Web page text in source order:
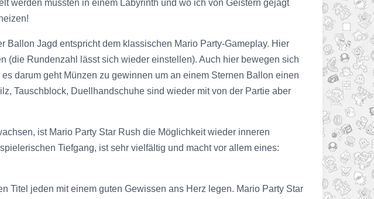
werden mussten in einem Labyrinth und wo ich von Geistern gejagt
Ballon Jagd entspricht dem klassischen Mario Party-Gameplay. Hier
(die Rundenzahl lässt sich wieder einstellen). Auch hier bewegen sich
darum geht Münzen zu gewinnen um an einem Sternen Ballon einen
Tauschblock, Duellhandschuhe sind wieder mit von der Partie aber
ist Mario Party Star Rush die Möglichkeit wieder inneren
Tiefgang, ist sehr vielfältig und macht vor allem eines:
Titel jeden mit einem guten Gewissen ans Herz legen. Mario Party Star